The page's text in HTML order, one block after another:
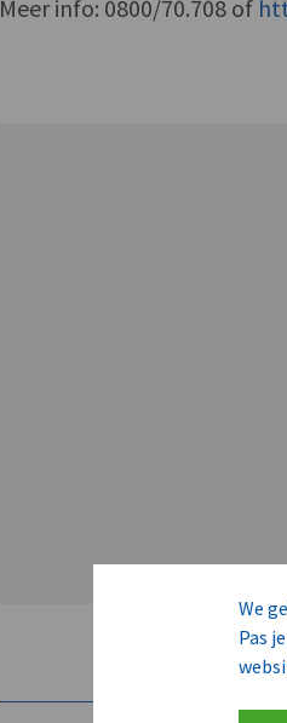
We
Pas
Meer info: 0800/70.708 of